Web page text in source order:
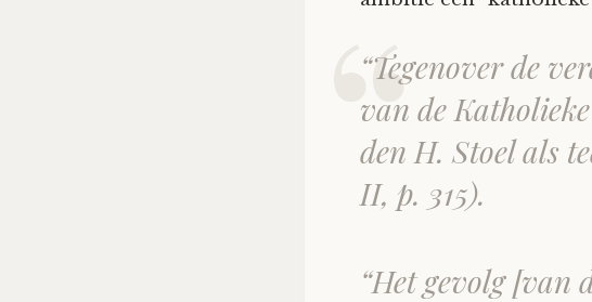
“Tegenover de
van de
den H. Stoel als
II, p. 315).
“Het gevolg [van